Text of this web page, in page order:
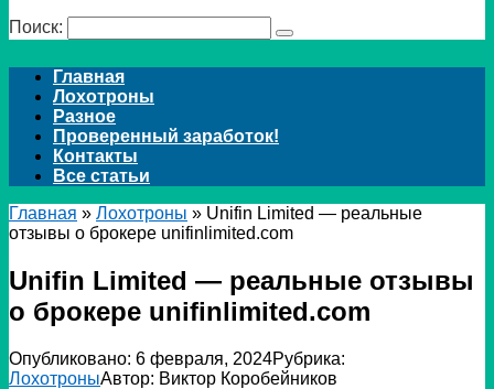
Поиск:
Главная
Лохотроны
Разное
Проверенный заработок!
Контакты
Все статьи
Главная » Лохотроны » Unifin Limited — реальные
отзывы о брокере unifinlimited.com
Unifin Limited — реальные отзывы
о брокере unifinlimited.com
Опубликовано: 6 февраля, 2024Рубрика:
ЛохотроныАвтор: Виктор Коробейников